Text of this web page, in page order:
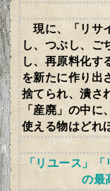
現に、「リサ
し、つぶし、ご
し、再原料化す
を新たに作り出
捨てられ、潰さ
「産廃」の中に
使える物はどれ
「リユース」
の最